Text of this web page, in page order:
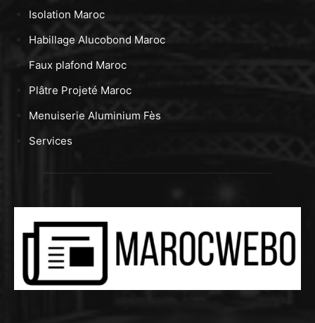
Isolation Maroc
Habillage Alucobond Maroc
Faux plafond Maroc
Plâtre Projeté Maroc
Menuiserie Aluminium Fès
Services